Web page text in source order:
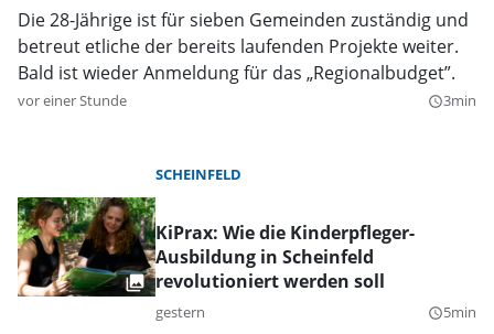
Die 28-Jährige ist für sieben Gemeinden zuständig und
betreut etliche der bereits laufenden Projekte weiter.
Bald ist wieder Anmeldung für das „Regionalbudget”.
vor einer Stunde query_builder3min
SCHEINFELD
KiPrax: Wie die Kinderpfleger-
Ausbildung in Scheinfeld
revolutioniert werden soll
gestern query_builder5min